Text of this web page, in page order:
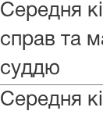
Середня
справ та
суддю
Середня